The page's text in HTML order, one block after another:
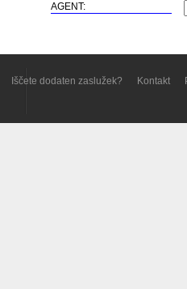
AGENT:
Iščete dodaten zaslužek? Kontakt